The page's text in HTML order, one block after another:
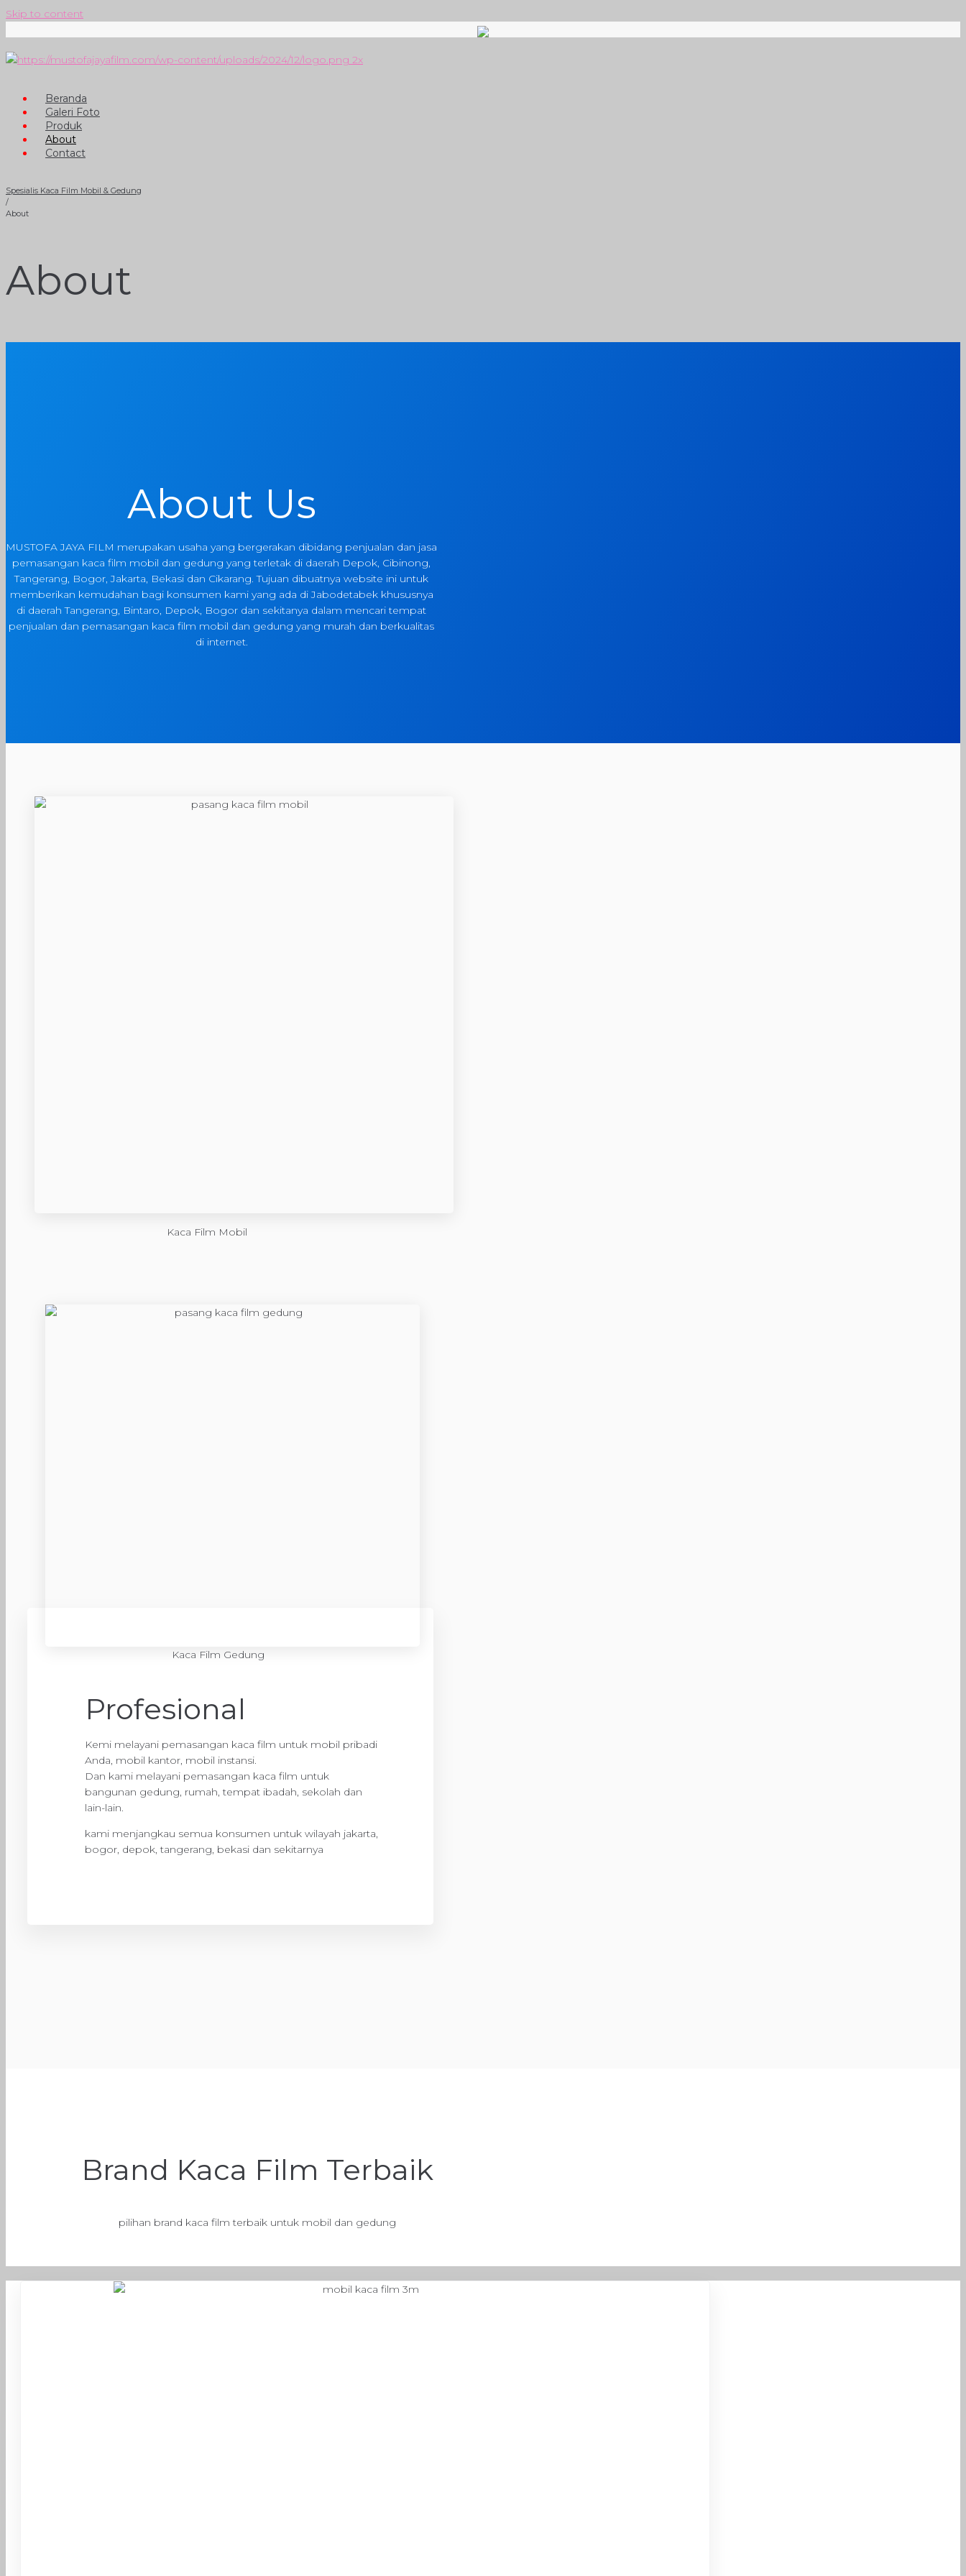
Skip to content
Beranda
Galeri Foto
Produk
About
Contact
Spesialis Kaca Film Mobil & Gedung
/
About
About
About Us
MUSTOFA JAYA FILM merupakan usaha yang bergerakan dibidang penjualan dan jasa
pemasangan kaca film mobil dan gedung yang terletak di daerah Depok, Cibinong,
Tangerang, Bogor, Jakarta, Bekasi dan Cikarang. Tujuan dibuatnya website ini untuk
memberikan kemudahan bagi konsumen kami yang ada di Jabodetabek khususnya
di daerah Tangerang, Bintaro, Depok, Bogor dan sekitanya dalam mencari tempat
penjualan dan pemasangan kaca film mobil dan gedung yang murah dan berkualitas
di internet.
Kaca Film Mobil
Kaca Film Gedung
Profesional
Kemi melayani pemasangan kaca film untuk mobil pribadi
Anda, mobil kantor, mobil instansi.
Dan kami melayani pemasangan kaca film untuk
bangunan gedung, rumah, tempat ibadah, sekolah dan
lain-lain.
kami menjangkau semua konsumen untuk wilayah jakarta,
bogor, depok, tangerang, bekasi dan sekitarnya
Brand Kaca Film Terbaik
pilihan brand kaca film terbaik untuk mobil dan gedung